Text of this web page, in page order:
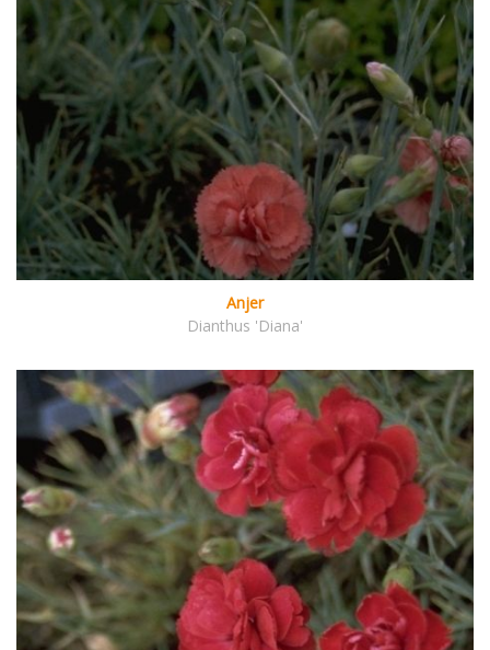
Anjer
Dianthus 'Diana'